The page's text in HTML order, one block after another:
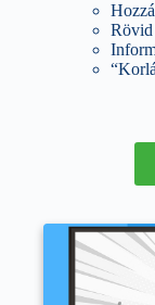
Rövid